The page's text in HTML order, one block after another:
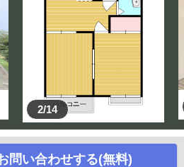
2/14
問い合わせする(無料)